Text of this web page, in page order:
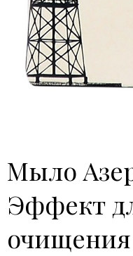
Мыло
Эффект